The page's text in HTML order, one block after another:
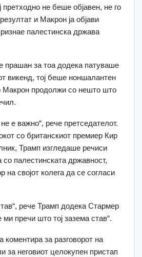
претходно не беше објавен, не го
и Макрон ја објави
палестинска држава
прашан за тоа додека патуваше
викенд, тој беше ноншалантен
Макрон продолжи со нешто што
е важно“, рече претседателот.
со британскиот премиер Кир
Трамп изгледаше речиси
со палестинската државност,
на својот колега да се согласи
рече Трамп додека Стармер
пречи што тој зазема став“.
коментира за разговорот на
за неговиот целокупен пристап